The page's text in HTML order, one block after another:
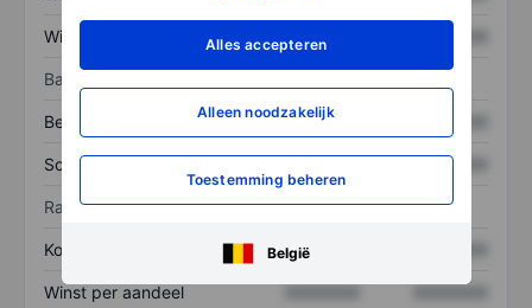
Alles accepteren
Alleen noodzakelijk
Toestemming beheren
België
Winst XXXXXXX
Balans
Bezittingen XXXXXXX
Schulden XXXXXXX
Ratio's
Koers/omzetratio XXXXXXX
Winst per aandeel